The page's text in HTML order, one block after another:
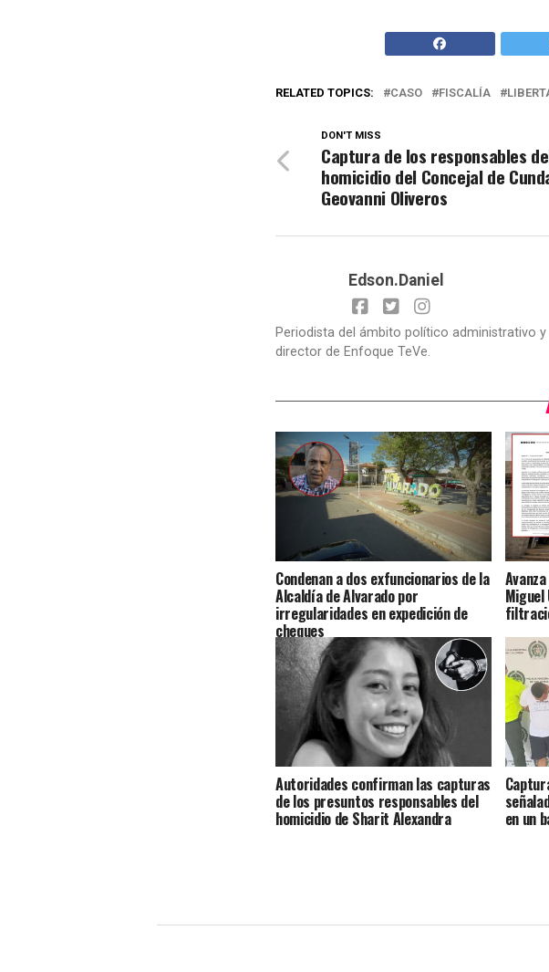
RELATED TOPICS: CASO FISCALÍA
DON'T MISS
Captura de los responsables
homicidio del Concejal de
Geovanni Oliveros
Edson.Daniel
Periodista del ámbito político administrativo
director de Enfoque TeVe.
Condenan a dos exfuncionarios de la
Alcaldía de Alvarado por
irregularidades en expedición de
cheques
Autoridades confirman las capturas
de los presuntos responsables del
homicidio de Sharit Alexandra en un